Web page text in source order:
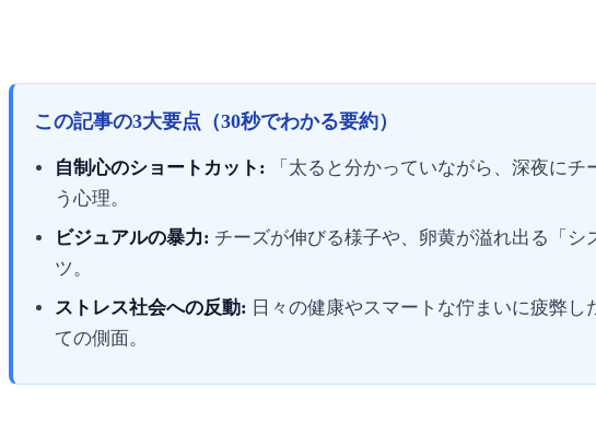
この記事の3大要点（30秒でわかる要約）
自制心のショートカット:
「太ると分かっていながら、深夜に
う心理。
ビジュアルの暴力: チーズが伸びる様子や、卵黄が溢れ出る「
ツ。
ストレス社会への反動: 日々の健康やスマートな佇まいに疲弊
ての側面。